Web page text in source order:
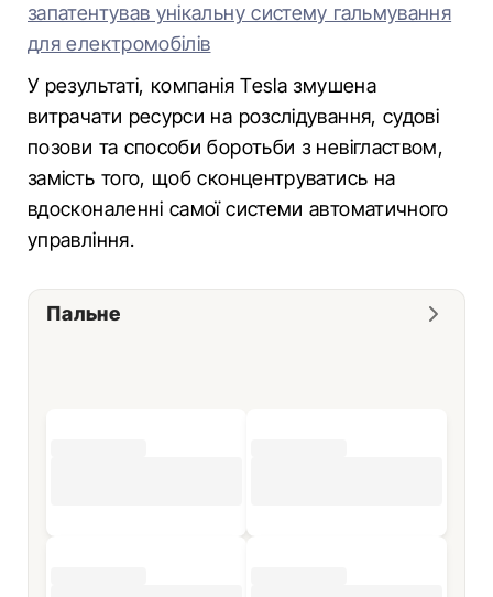
запатентував унікальну систему гальмування
для електромобілів
У результаті, компанія Tesla змушена
витрачати ресурси на розслідування, судові
позови та способи боротьби з невіглаством,
замість того, щоб сконцентруватись на
вдосконаленні самої системи автоматичного
управління.
Пальне